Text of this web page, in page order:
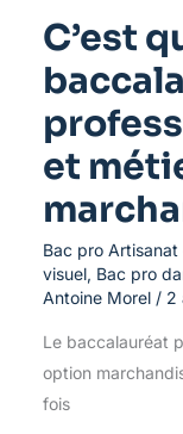
C’est
et
Bac pro
visuel, Bac pro
Antoine Morel / 2
Le baccalauréat
option
fois
?